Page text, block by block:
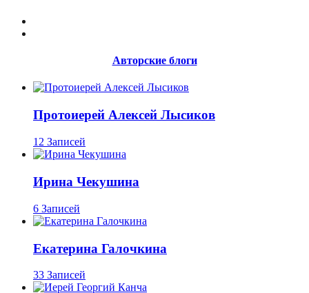
Авторские блоги
Протоиерей Алексей Лысиков
12 Записей
Ирина Чекушина
6 Записей
Екатерина Галочкина
33 Записей